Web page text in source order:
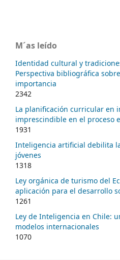
M´as leído
Identidad cultural y
Perspectiva bibliográfica
importancia
2342
La planificación curricular en
imprescindible en el proceso
1931
Inteligencia artificial debilita
jóvenes
1318
Ley orgánica de turismo del
aplicación para el desarrollo
1261
Ley de Inteligencia en Chile:
modelos internacionales
1070